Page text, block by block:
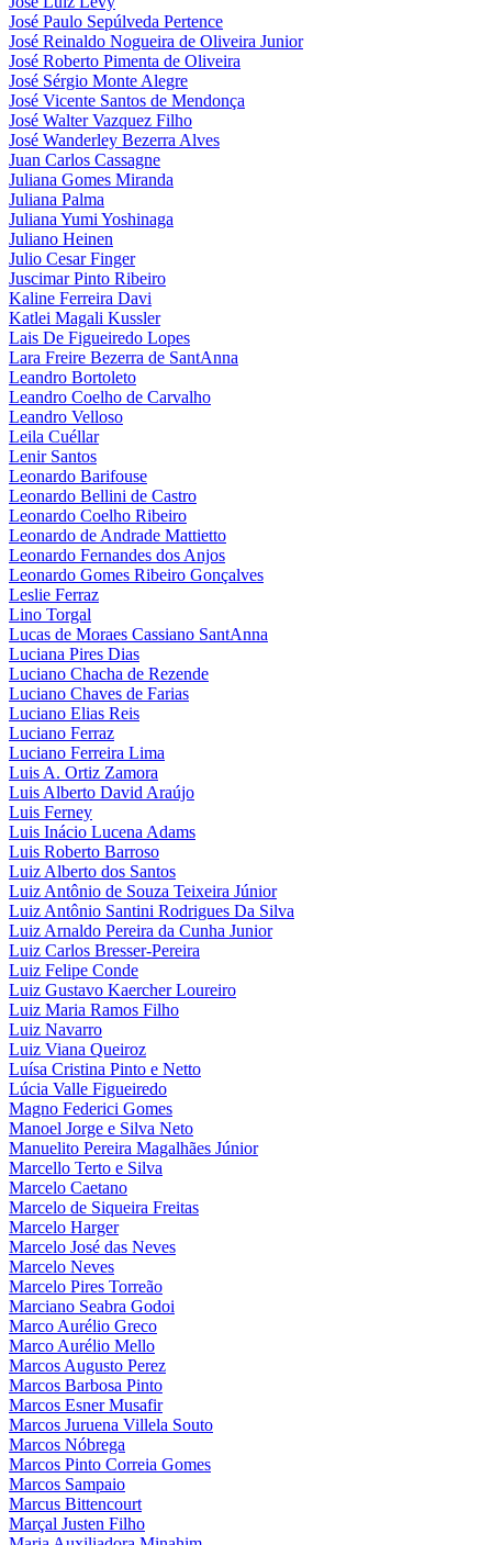
José Paulo Sepúlveda Pertence
José Reinaldo Nogueira de Oliveira Junior
José Roberto Pimenta de Oliveira
José Sérgio Monte Alegre
José Vicente Santos de Mendonça
José Walter Vazquez Filho
José Wanderley Bezerra Alves
Juan Carlos Cassagne
Juliana Gomes Miranda
Juliana Palma
Juliana Yumi Yoshinaga
Juliano Heinen
Julio Cesar Finger
Juscimar Pinto Ribeiro
Kaline Ferreira Davi
Katlei Magali Kussler
Lais De Figueiredo Lopes
Lara Freire Bezerra de SantAnna
Leandro Bortoleto
Leandro Coelho de Carvalho
Leandro Velloso
Leila Cuéllar
Lenir Santos
Leonardo Barifouse
Leonardo Bellini de Castro
Leonardo Coelho Ribeiro
Leonardo de Andrade Mattietto
Leonardo Fernandes dos Anjos
Leonardo Gomes Ribeiro Gonçalves
Leslie Ferraz
Lino Torgal
Lucas de Moraes Cassiano SantAnna
Luciana Pires Dias
Luciano Chacha de Rezende
Luciano Chaves de Farias
Luciano Elias Reis
Luciano Ferraz
Luciano Ferreira Lima
Luis A. Ortiz Zamora
Luis Alberto David Araújo
Luis Ferney
Luis Inácio Lucena Adams
Luis Roberto Barroso
Luiz Alberto dos Santos
Luiz Antônio de Souza Teixeira Júnior
Luiz Antônio Santini Rodrigues Da Silva
Luiz Arnaldo Pereira da Cunha Junior
Luiz Carlos Bresser-Pereira
Luiz Felipe Conde
Luiz Gustavo Kaercher Loureiro
Luiz Maria Ramos Filho
Luiz Navarro
Luiz Viana Queiroz
Luísa Cristina Pinto e Netto
Lúcia Valle Figueiredo
Magno Federici Gomes
Manoel Jorge e Silva Neto
Manuelito Pereira Magalhães Júnior
Marcello Terto e Silva
Marcelo Caetano
Marcelo de Siqueira Freitas
Marcelo Harger
Marcelo José das Neves
Marcelo Neves
Marcelo Pires Torreão
Marciano Seabra Godoi
Marco Aurélio Greco
Marco Aurélio Mello
Marcos Augusto Perez
Marcos Barbosa Pinto
Marcos Esner Musafir
Marcos Juruena Villela Souto
Marcos Nóbrega
Marcos Pinto Correia Gomes
Marcos Sampaio
Marcus Bittencourt
Marçal Justen Filho